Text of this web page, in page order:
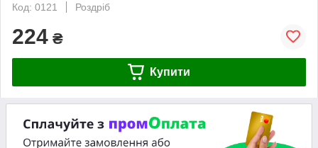
Код: 0121
Роздріб
224 ₴
Купити